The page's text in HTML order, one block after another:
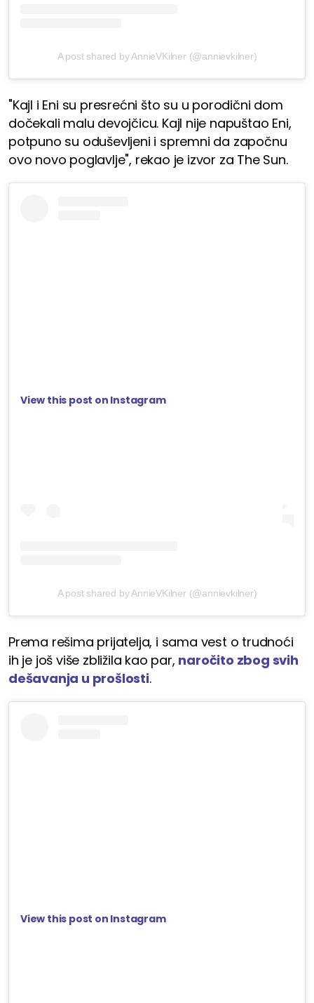
A post shared by AnnieVKilner (@annievkilner)
"Kajl i Eni su presrećni što su u porodični dom
dočekali malu devojčicu. Kajl nije napuštao Eni,
potpuno su oduševljeni i spremni da započnu
ovo novo poglavlje", rekao je izvor za The Sun.
View this post on Instagram
A post shared by AnnieVKilner (@annievkilner)
Prema rešima prijatelja, i sama vest o trudnoći
ih je još više zbližila kao par, naročito zbog svih
dešavanja u prošlosti.
View this post on Instagram